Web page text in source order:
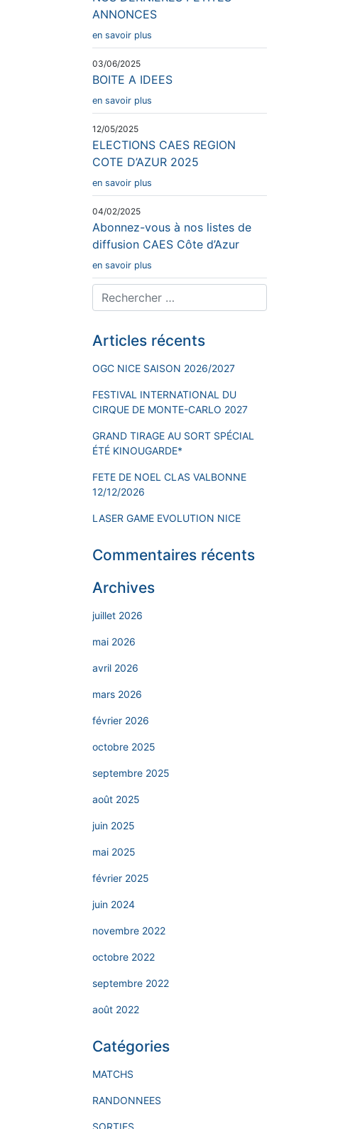
ANNONCES
en savoir plus
03/06/2025
BOITE A IDEES
en savoir plus
12/05/2025
ELECTIONS CAES REGION
COTE D’AZUR 2025
en savoir plus
04/02/2025
Abonnez-vous à nos listes de
diffusion CAES Côte d’Azur
en savoir plus
Articles récents
OGC NICE SAISON 2026/2027
FESTIVAL INTERNATIONAL DU
CIRQUE DE MONTE-CARLO 2027
GRAND TIRAGE AU SORT SPÉCIAL
ÉTÉ KINOUGARDE*
FETE DE NOEL CLAS VALBONNE
12/12/2026
LASER GAME EVOLUTION NICE
Commentaires récents
Archives
juillet 2026
mai 2026
avril 2026
mars 2026
février 2026
octobre 2025
septembre 2025
août 2025
juin 2025
mai 2025
février 2025
juin 2024
novembre 2022
octobre 2022
septembre 2022
août 2022
Catégories
MATCHS
RANDONNEES
SORTIES